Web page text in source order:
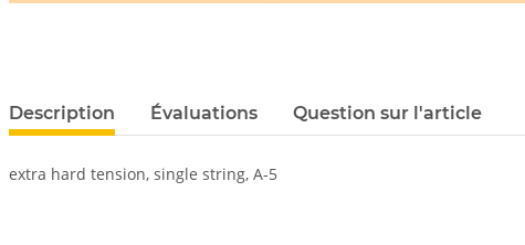
Description Évaluations Question sur l'article
extra hard tension, single string, A-5